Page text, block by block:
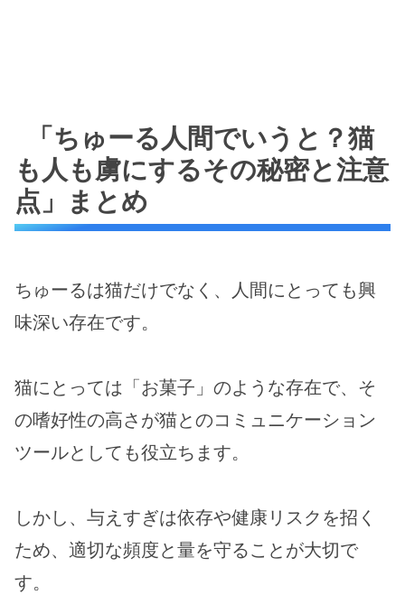
「ちゅーる人間でいうと？猫
も人も虜にするその秘密と注意
点」まとめ
ちゅーるは猫だけでなく、人間にとっても興
味深い存在です。
猫にとっては「お菓子」のような存在で、そ
の嗜好性の高さが猫とのコミュニケーション
ツールとしても役立ちます。
しかし、与えすぎは依存や健康リスクを招く
ため、適切な頻度と量を守ることが大切で
す。